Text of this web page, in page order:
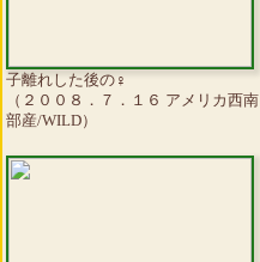
子離れした後の♀
（２００８．７．１６ アメリカ西南
部産/WILD）